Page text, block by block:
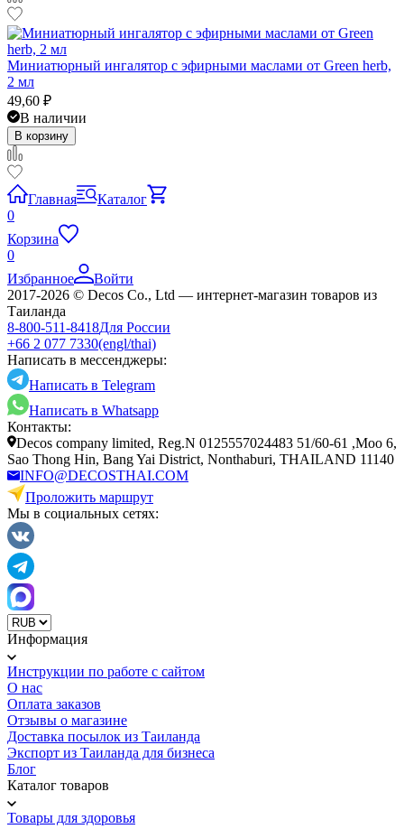
Миниатюрный ингалятор с эфирными маслами от Green herb,
2 мл
49,60 ₽
В наличии
В корзину
Главная
Каталог
0
Корзина
0
Избранное
Войти
2017-2026 © Decos Co., Ltd — интернет-магазин товаров из
Таиланда
8-800-511-8418Для России
+66 2 077 7330(engl/thai)
Написать в мессенджеры:
Написать в Telegram
Написать в Whatsapp
Контакты:
Decos company limited, Reg.N 0125557024483 51/60-61 ,Moo 6,
Sao Thong Hin, Bang Yai District, Nonthaburi, THAILAND 11140
INFO@DECOSTHAI.COM
Проложить маршрут
Мы в социальных сетях:
Информация
Инструкции по работе с сайтом
О нас
Оплата заказов
Отзывы о магазине
Доставка посылок из Таиланда
Экспорт из Таиланда для бизнеса
Блог
Каталог товаров
Товары для здоровья